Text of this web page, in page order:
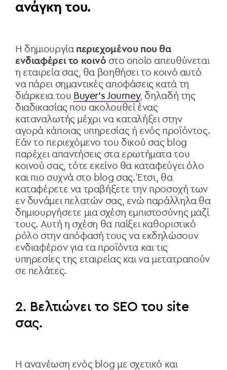
ανάγκη του.
Η δημιουργία περιεχομένου που θα
ενδιαφέρει το κοινό στο οποίο απευθύνεται
η εταιρεία σας, θα βοηθήσει το κοινό αυτό
να πάρει σημαντικές αποφάσεις κατά τη
διάρκεια του Buyer’s Journey, δηλαδή της
διαδικασίας που ακολουθεί ένας
καταναλωτής μέχρι να καταλήξει στην
αγορά κάποιας υπηρεσίας ή ενός προϊόντος.
Εάν το περιεχόμενο του δικού σας blog
παρέχει απαντήσεις στα ερωτήματα του
κοινού σας, τότε εκείνο θα καταφεύγει όλο
και πιο συχνά στο blog σας. Έτσι, θα
καταφέρετε να τραβήξετε την προσοχή των
εν δυνάμει πελατών σας, ενώ παράλληλα θα
δημιουργήσετε μια σχέση εμπιστοσύνης μαζί
τους. Αυτή η σχέση θα παίξει καθοριστικό
ρόλο στην απόφασή τους να εκδηλώσουν
ενδιαφέρον για τα προϊόντα και τις
υπηρεσίες της εταιρείας και να μετατραπούν
σε πελάτες.
2. Βελτιώνει το SEO του site
σας.
Η ανανέωση ενός blog με σχετικό και